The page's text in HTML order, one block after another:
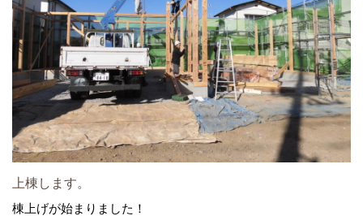
上棟します。
棟上げが始まりました！